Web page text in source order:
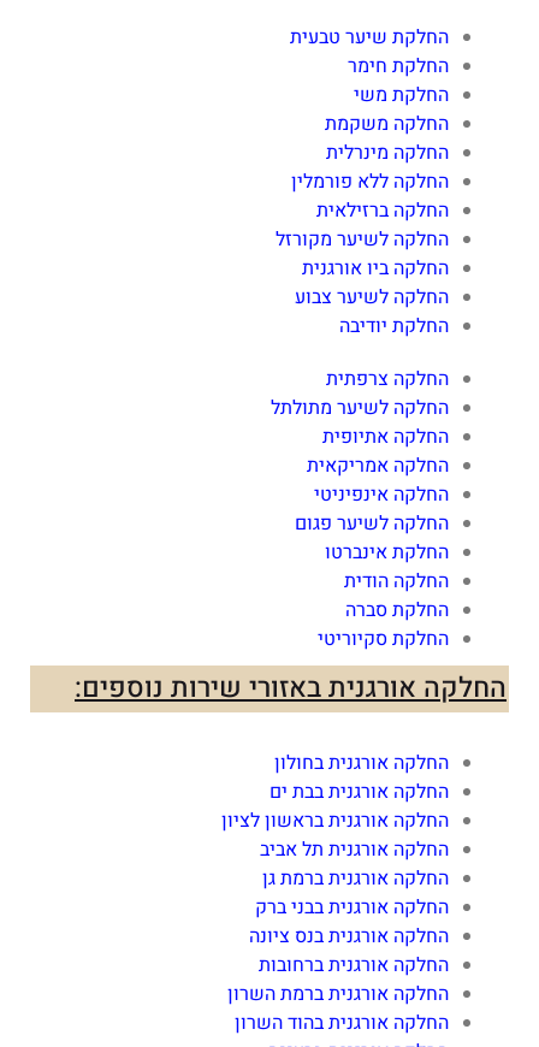
החלקת שיער טבעית
החלקת חימר
החלקת משי
החלקה משקמת
החלקה מינרלית
החלקה ללא פורמלין
החלקה ברזילאית
החלקה לשיער מקורזל
החלקה ביו אורגנית
החלקה לשיער צבוע
החלקת יודיבה
החלקה צרפתית
החלקה לשיער מתולתל
החלקה אתיופית
החלקה אמריקאית
החלקה אינפיניטי
החלקה לשיער פגום
החלקת אינברטו
החלקה הודית
החלקת סברה
החלקת סקיוריטי
החלקה אורגנית באזורי שירות נוספים:
החלקה אורגנית בחולון
החלקה אורגנית בבת ים
החלקה אורגנית בראשון לציון
החלקה אורגנית תל אביב
החלקה אורגנית ברמת גן
החלקה אורגנית בבני ברק
החלקה אורגנית בנס ציונה
החלקה אורגנית ברחובות
החלקה אורגנית ברמת השרון
החלקה אורגנית בהוד השרון